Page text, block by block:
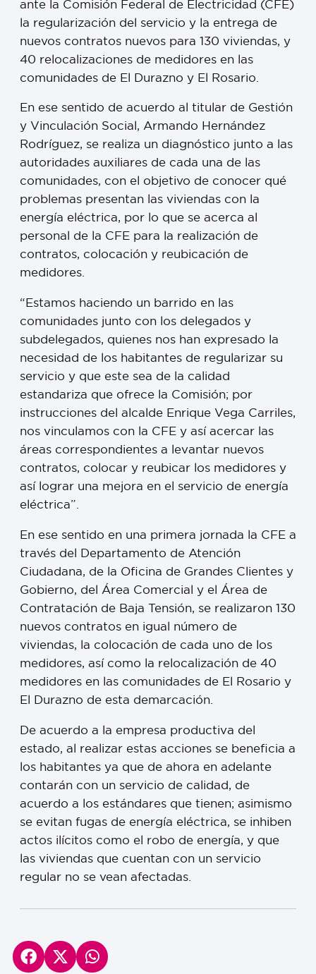
ante la Comisión Federal de Electricidad (CFE)
la regularización del servicio y la entrega de
nuevos contratos nuevos para 130 viviendas, y
40 relocalizaciones de medidores en las
comunidades de El Durazno y El Rosario.
En ese sentido de acuerdo al titular de Gestión
y Vinculación Social, Armando Hernández
Rodríguez, se realiza un diagnóstico junto a las
autoridades auxiliares de cada una de las
comunidades, con el objetivo de conocer qué
problemas presentan las viviendas con la
energía eléctrica, por lo que se acerca al
personal de la CFE para la realización de
contratos, colocación y reubicación de
medidores.
“Estamos haciendo un barrido en las
comunidades junto con los delegados y
subdelegados, quienes nos han expresado la
necesidad de los habitantes de regularizar su
servicio y que este sea de la calidad
estandariza que ofrece la Comisión; por
instrucciones del alcalde Enrique Vega Carriles,
nos vinculamos con la CFE y así acercar las
áreas correspondientes a levantar nuevos
contratos, colocar y reubicar los medidores y
así lograr una mejora en el servicio de energía
eléctrica”.
En ese sentido en una primera jornada la CFE a
través del Departamento de Atención
Ciudadana, de la Oficina de Grandes Clientes y
Gobierno, del Área Comercial y el Área de
Contratación de Baja Tensión, se realizaron 130
nuevos contratos en igual número de
viviendas, la colocación de cada uno de los
medidores, así como la relocalización de 40
medidores en las comunidades de El Rosario y
El Durazno de esta demarcación.
De acuerdo a la empresa productiva del
estado, al realizar estas acciones se beneficia a
los habitantes ya que de ahora en adelante
contarán con un servicio de calidad, de
acuerdo a los estándares que tienen; asimismo
se evitan fugas de energía eléctrica, se inhiben
actos ilícitos como el robo de energía, y que
las viviendas que cuentan con un servicio
regular no se vean afectadas.